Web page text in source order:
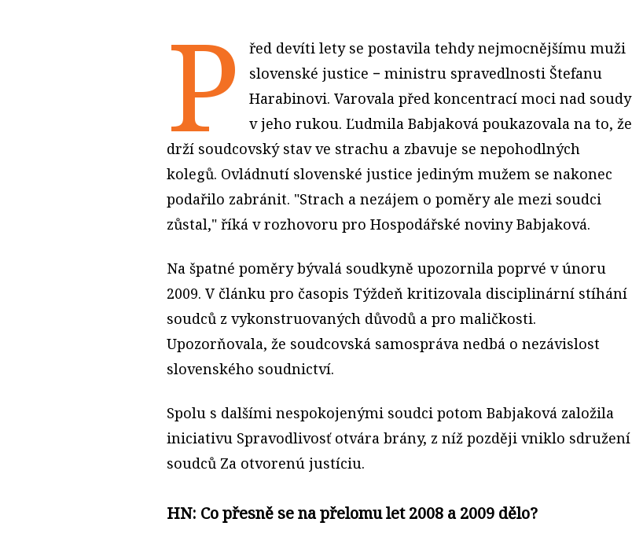
P
řed devíti lety se postavila tehdy nejmocnějšímu muži
slovenské justice − ministru spravedlnosti Štefanu
Harabinovi. Varovala před koncentrací moci nad soudy
v jeho rukou. Ľudmila Babjaková poukazovala na to, že
drží soudcovský stav ve strachu a zbavuje se nepohodlných
kolegů. Ovládnutí slovenské justice jediným mužem se nakonec
podařilo zabránit. "Strach a nezájem o poměry ale mezi soudci
zůstal," říká v rozhovoru pro Hospodářské noviny Babjaková.
Na špatné poměry bývalá soudkyně upozornila poprvé v únoru
2009. V článku pro časopis Týždeň kritizovala disciplinární stíhání
soudců z vykonstruovaných důvodů a pro maličkosti.
Upozorňovala, že soudcovská samospráva nedbá o nezávislost
slovenského soudnictví.
Spolu s dalšími nespokojenými soudci potom Babjaková založila
iniciativu Spravodlivosť otvára brány, z níž později vniklo sdružení
soudců Za otvorenú justíciu.
HN: Co přesně se na přelomu let 2008 a 2009 dělo?